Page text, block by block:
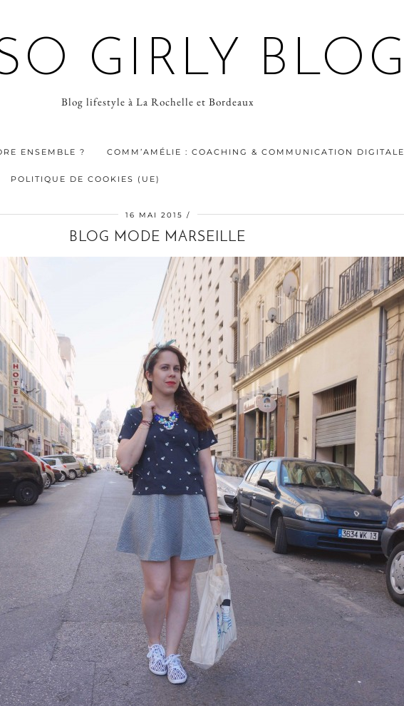
GIRLY BLOG
Blog lifestyle à La Rochelle et Bordeaux
ENSEMBLE ? COMM’AMÉLIE : COACHING & COMMUNICATION DIGITALE
POLITIQUE DE COOKIES (UE)
16 MAI 2015
BLOG MODE MARSEILLE